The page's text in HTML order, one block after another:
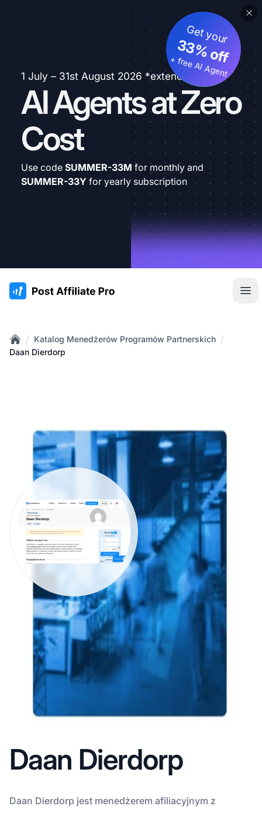
1 July – 31st August 2026 *extended
AI Agents at Zero
Cost
Get your
33% off
+ free AI Agent
Use code SUMMER-33M for monthly and
SUMMER-33Y for yearly subscription
:site.title
Home
/ Katalog Menedżerów Programów Partnerskich /
Daan Dierdorp
Daan Dierdorp
Daan Dierdorp jest menedżerem afiliacyjnym z